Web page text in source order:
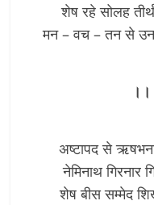
शेष रहे सोलह
मन – वच – तन से
।।
अष्टापद से
नेमिनाथ गिरनार
शेष बीस सम्मेद